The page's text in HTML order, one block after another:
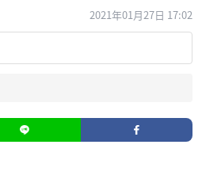
2021年01月27日 17:02